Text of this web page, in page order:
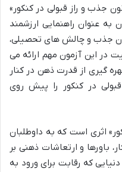
جذب و راز قبولی در کنکور»
عنوان راهنمایی ارزشمند
جذب و چالش های تحصیلی،
در این آزمون مهم ارائه می
گیری از قدرت ذهن در کنار
در کنکور را پیش روی
اثری است که به داوطلبان
باورها و ارتعاشات ذهنی بر
که رقابت برای ورود به